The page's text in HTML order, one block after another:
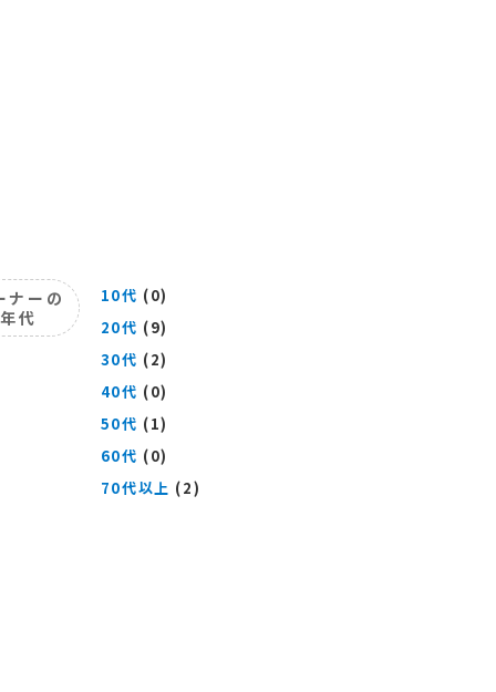
ナーの
年代
10代 (0)
20代 (9)
30代 (2)
40代 (0)
50代 (1)
60代 (0)
70代以上 (2)